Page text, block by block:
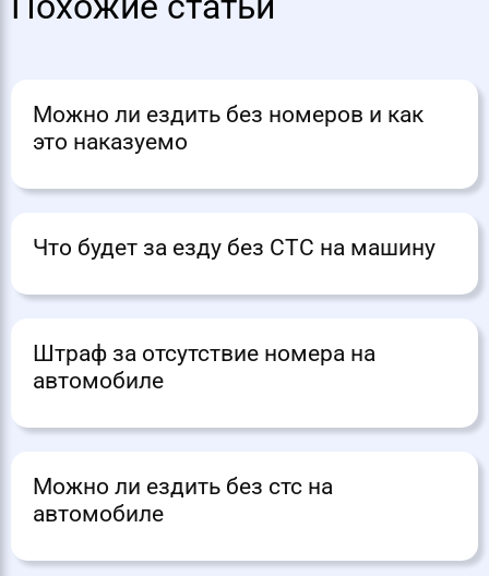
Можно ли ездить без номеров и как
это наказуемо
Что будет за езду без СТС на машину
Штраф за отсутствие номера на
автомобиле
Можно ли ездить без стс на
автомобиле